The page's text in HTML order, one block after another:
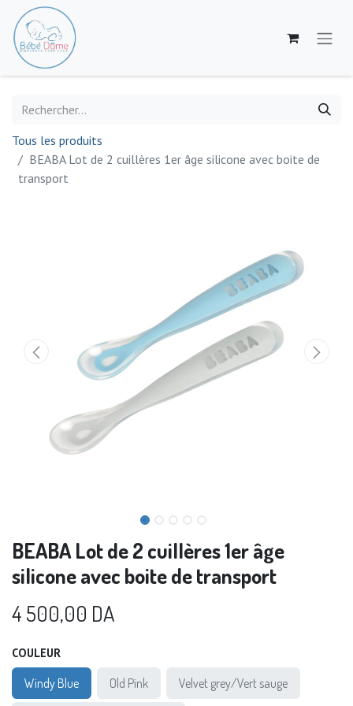
Tous les produits
BEABA Lot de 2 cuillères 1er âge silicone avec boite de
transport
BEABA Lot de 2 cuillères 1er âge
silicone avec boite de transport
4 500,00 DA
COULEUR
Windy Blue Old Pink Velvet grey/Vert sauge